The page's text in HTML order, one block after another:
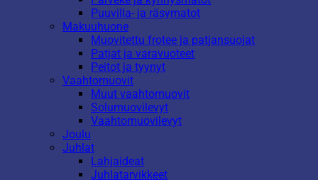
Puuvilla- ja räsymatot
Makuuhuone
Muovitettu frotee ja patjansuojat
Patjat ja varavuoteet
Peitot ja tyynyt
Vaahtomuovit
Muut vaahtomuovit
Solumuovilevyt
Vaahtomuovilevyt
Joulu
Juhlat
Lahjaideat
Juhlatarvikkeet